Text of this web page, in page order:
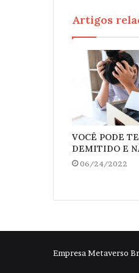
Artigos
VOCÊ PODE
DEMITIDO E
06/24/2022
Empresa Metaverso